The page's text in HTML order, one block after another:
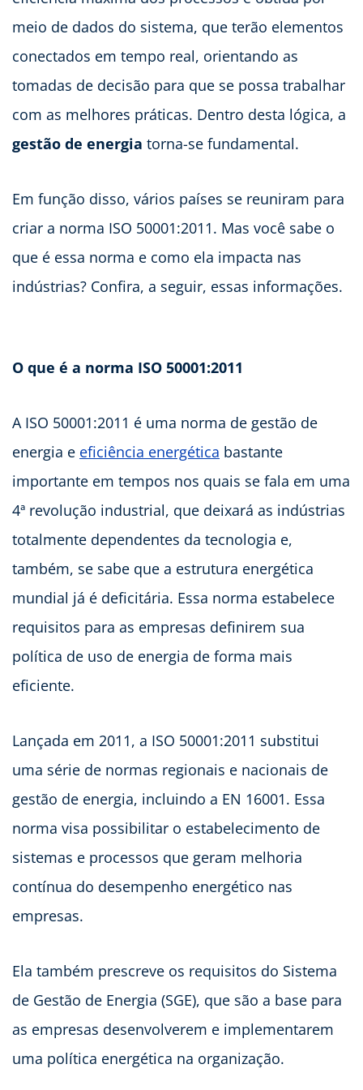
meio de dados do sistema, que terão elementos
conectados em tempo real, orientando as
tomadas de decisão para que se possa trabalhar
com as melhores práticas. Dentro desta lógica, a
gestão de energia torna-se fundamental.
Em função disso, vários países se reuniram para
criar a norma ISO 50001:2011. Mas você sabe o
que é essa norma e como ela impacta nas
indústrias? Confira, a seguir, essas informações.
O que é a norma ISO 50001:2011
A ISO 50001:2011 é uma norma de gestão de
energia e eficiência energética bastante
importante em tempos nos quais se fala em uma
4ª revolução industrial, que deixará as indústrias
totalmente dependentes da tecnologia e,
também, se sabe que a estrutura energética
mundial já é deficitária. Essa norma estabelece
requisitos para as empresas definirem sua
política de uso de energia de forma mais
eficiente.
Lançada em 2011, a ISO 50001:2011 substitui
uma série de normas regionais e nacionais de
gestão de energia, incluindo a EN 16001. Essa
norma visa possibilitar o estabelecimento de
sistemas e processos que geram melhoria
contínua do desempenho energético nas
empresas.
Ela também prescreve os requisitos do Sistema
de Gestão de Energia (SGE), que são a base para
as empresas desenvolverem e implementarem
uma política energética na organização.